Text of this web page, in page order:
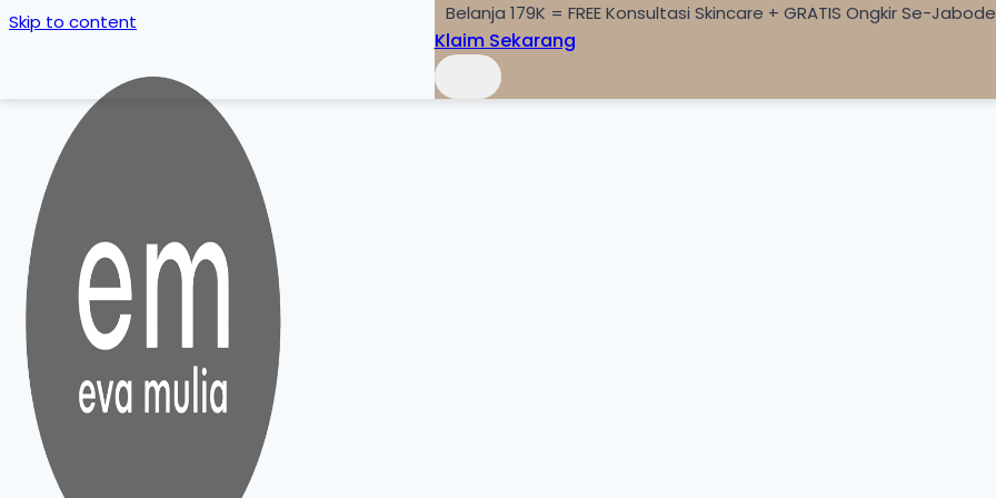
Skip to content Belanja 179K = FREE Konsultasi Skincare + GRATIS Ongkir Se-
Klaim Sekarang